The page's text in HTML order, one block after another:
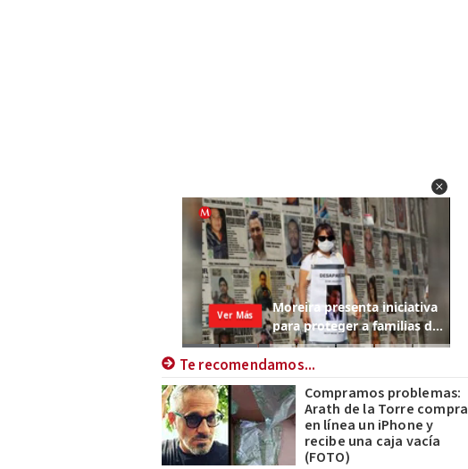
Te recomendamos...
Compramos problemas:
Arath de la Torre compra
en línea un iPhone y
recibe una caja vacía
(FOTO)